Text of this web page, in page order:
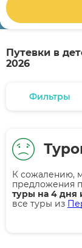
Путевки в
2026
Фильтры
К сожалению,
предложения
туры на 4 дня
все туры из